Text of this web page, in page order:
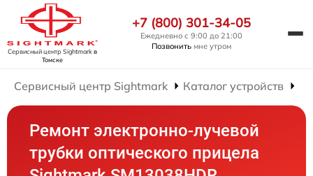
Сервисный центр Sightmarkв
Томске
+7 (800) 301-34-05
Ежедневно с 9:00 до 21:00
Позвонить мне утром
Сервисный центр Sightmark Каталог устройств
Ремонт электронно-лучевой
трубки оптического прицела